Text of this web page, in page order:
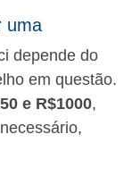
uma
depende do
em questão.
e R$1000,